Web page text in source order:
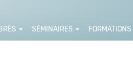
SÉMINAIRES FORMATIONS